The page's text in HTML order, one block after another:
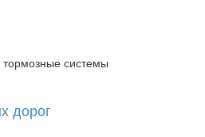
тормозные системы
дорог